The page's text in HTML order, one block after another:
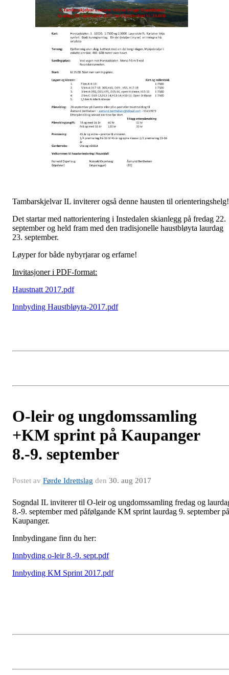
Tambarskjelvar IL inviterer også denne hausten til orienteringshelg!
Det startar med nattorientering i Instedalen skianlegg på fredag 22.
september og held fram med den tradisjonelle haustbløyta laurdag
23. september.
Løyper for både nybyrjarar og erfarne!
Invitasjoner i PDF-format:
Haustnatt 2017.pdf
Innbyding Haustbløyta-2017.pdf
O-leir og ungdomssamling
+KM sprint på Kaupanger
8.-9. september
Postet av Førde Idrettslag den 30. aug 2017
Sogndal IL inviterer til O-leir og ungdomssamling fredag og
8.-9. september med påfølgande KM sprint laurdag 9. september på
Kaupanger.
Innbydingane finn du her:
Innbyding o-leir 8.-9. sept.pdf
Innbyding KM Sprint 2017.pdf